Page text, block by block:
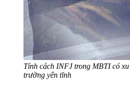
Tính cách INFJ trong MBTI có
trường yên tĩnh